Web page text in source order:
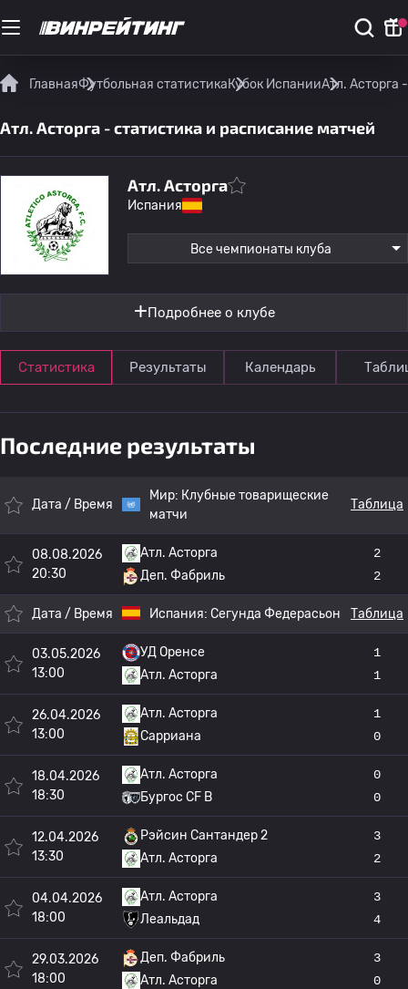
ГлавнаяФутбольная статистикаКубок ИспанииАтл. Асторга
Атл. Асторга - статистика и расписание матчей
Атл. Асторга
Испания
Все чемпионаты клуба
Подробнее о клубе
Статистика Результаты Календарь
Последние результаты
Дата / Время
Мир: Клубные товарищеские
матчи
Таблица
08.08.2026
20:30
Атл. Асторга
Деп. Фабриль
2
2
Дата / Время Испания: Сегунда Федерасьон Таблица
03.05.2026
13:00
УД Оренсе
Атл. Асторга
1
1
26.04.2026
13:00
Атл. Асторга
Сарриана
1
0
18.04.2026
18:30
Атл. Асторга
Бургос CF B
0
0
12.04.2026
13:30
Рэйсин Сантандер 2
Атл. Асторга
3
2
04.04.2026
18:00
Атл. Асторга
Леальдад
3
4
29.03.2026
18:00
Деп. Фабриль
Атл. Асторга
3
0